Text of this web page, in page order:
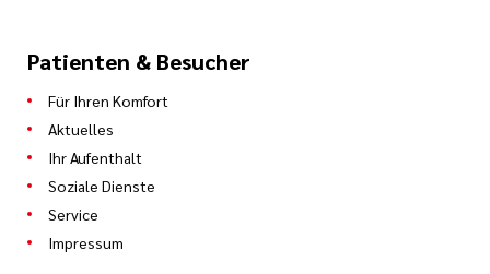
Patienten & Besucher
Für Ihren Komfort
Aktuelles
Ihr Aufenthalt
Soziale Dienste
Service
Impressum